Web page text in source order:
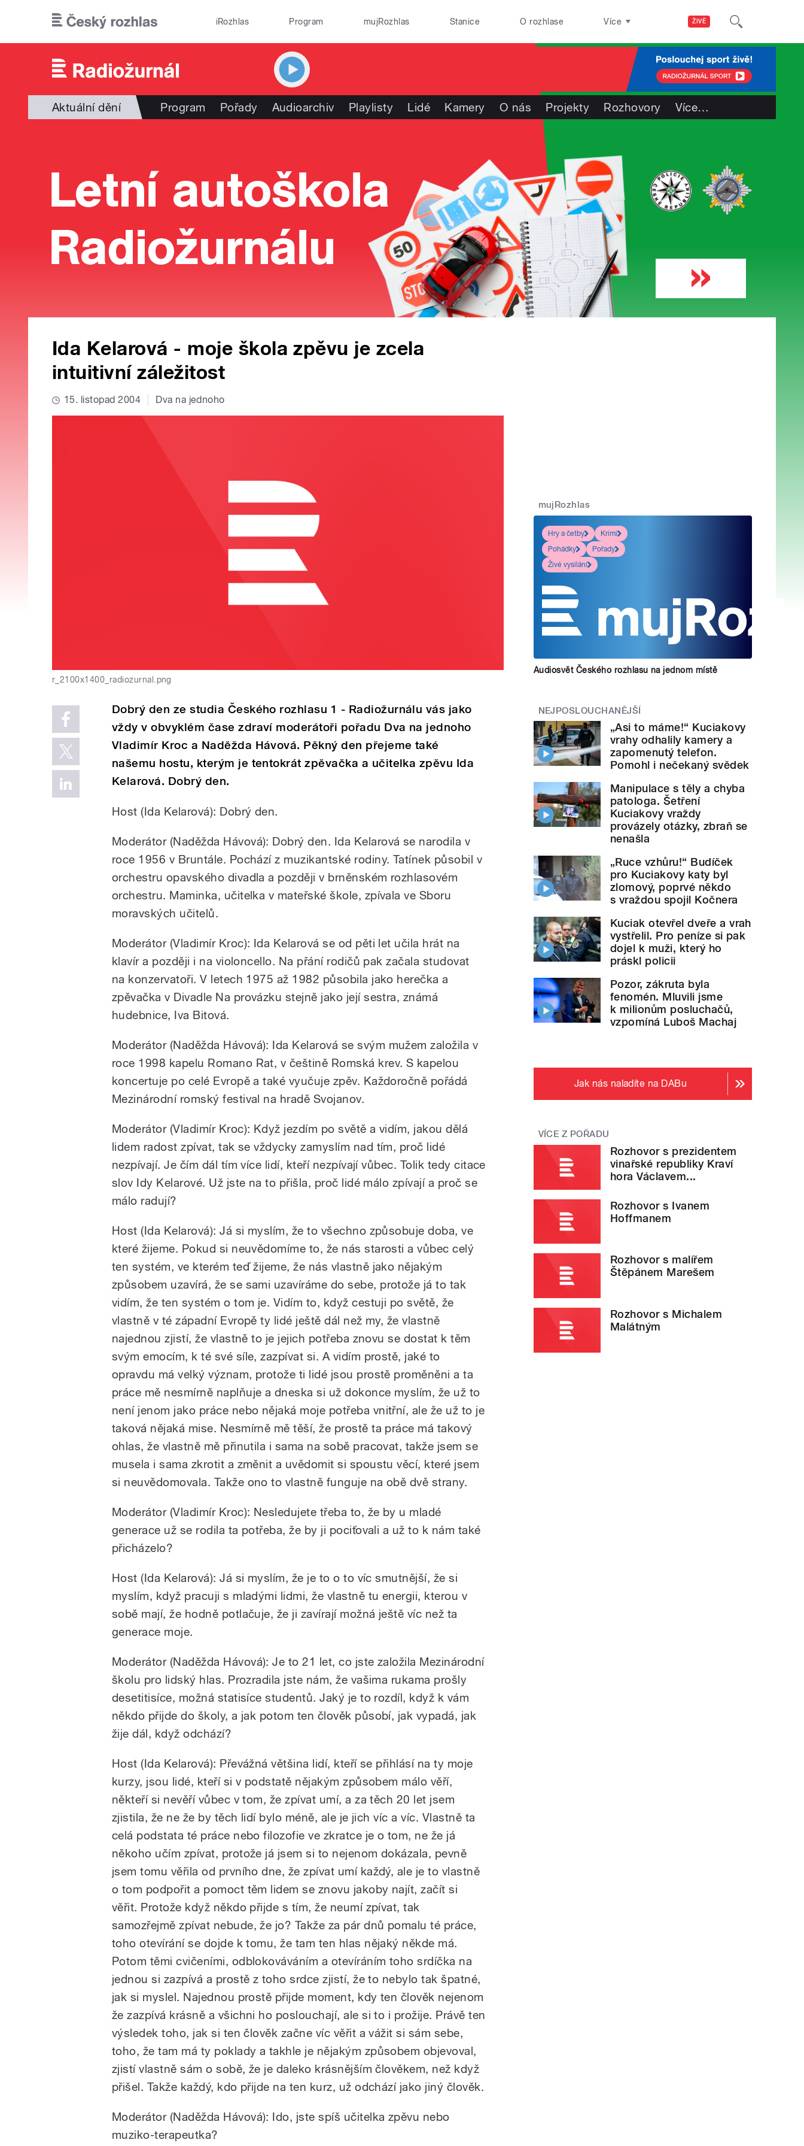
ŽIVĚ
iRozhlas Program mujRozhlas Stanice O rozhlase Více
Aktuální dění Program Pořady Audioarchiv Playlisty Lidé Kamery O nás Projekty Rozhovory Více…
Ida Kelarová - moje škola zpěvu je zcela
intuitivní záležitost
15. listopad 2004 Dva na jednoho
r_2100x1400_radiozurnal.png
Dobrý den ze studia Českého rozhlasu 1 - Radiožurnálu vás jako
vždy v obvyklém čase zdraví moderátoři pořadu Dva na jednoho
Vladimír Kroc a Naděžda Hávová. Pěkný den přejeme také
našemu hostu, kterým je tentokrát zpěvačka a učitelka zpěvu Ida
Kelarová. Dobrý den.
Host (Ida Kelarová): Dobrý den.
Moderátor (Naděžda Hávová): Dobrý den. Ida Kelarová se narodila v
roce 1956 v Bruntále. Pochází z muzikantské rodiny. Tatínek působil v
orchestru opavského divadla a později v brněnském rozhlasovém
orchestru. Maminka, učitelka v mateřské škole, zpívala ve Sboru
moravských učitelů.
Moderátor (Vladimír Kroc): Ida Kelarová se od pěti let učila hrát na
klavír a později i na violoncello. Na přání rodičů pak začala studovat
na konzervatoři. V letech 1975 až 1982 působila jako herečka a
zpěvačka v Divadle Na provázku stejně jako její sestra, známá
hudebnice, Iva Bitová.
Moderátor (Naděžda Hávová): Ida Kelarová se svým mužem založila v
roce 1998 kapelu Romano Rat, v češtině Romská krev. S kapelou
koncertuje po celé Evropě a také vyučuje zpěv. Každoročně pořádá
Mezinárodní romský festival na hradě Svojanov.
Moderátor (Vladimír Kroc): Když jezdím po světě a vidím, jakou dělá
lidem radost zpívat, tak se vždycky zamyslím nad tím, proč lidé
nezpívají. Je čím dál tím více lidí, kteří nezpívají vůbec. Tolik tedy citace
slov Idy Kelarové. Už jste na to přišla, proč lidé málo zpívají a proč se
málo radují?
Host (Ida Kelarová): Já si myslím, že to všechno způsobuje doba, ve
které žijeme. Pokud si neuvědomíme to, že nás starosti a vůbec celý
ten systém, ve kterém teď žijeme, že nás vlastně jako nějakým
způsobem uzavírá, že se sami uzavíráme do sebe, protože já to tak
vidím, že ten systém o tom je. Vidím to, když cestuji po světě, že
vlastně v té západní Evropě ty lidé ještě dál než my, že vlastně
najednou zjistí, že vlastně to je jejich potřeba znovu se dostat k těm
svým emocím, k té své síle, zazpívat si. A vidím prostě, jaké to
opravdu má velký význam, protože ti lidé jsou prostě proměněni a ta
práce mě nesmírně naplňuje a dneska si už dokonce myslím, že už to
není jenom jako práce nebo nějaká moje potřeba vnitřní, ale že už to je
taková nějaká mise. Nesmírně mě těší, že prostě ta práce má takový
ohlas, že vlastně mě přinutila i sama na sobě pracovat, takže jsem se
musela i sama zkrotit a změnit a uvědomit si spoustu věcí, které jsem
si neuvědomovala. Takže ono to vlastně funguje na obě dvě strany.
Moderátor (Vladimír Kroc): Nesledujete třeba to, že by u mladé
generace už se rodila ta potřeba, že by ji pociťovali a už to k nám také
přicházelo?
Host (Ida Kelarová): Já si myslím, že je to o to víc smutnější, že si
myslím, když pracuji s mladými lidmi, že vlastně tu energii, kterou v
sobě mají, že hodně potlačuje, že ji zavírají možná ještě víc než ta
generace moje.
Moderátor (Naděžda Hávová): Je to 21 let, co jste založila Mezinárodní
školu pro lidský hlas. Prozradila jste nám, že vašima rukama prošly
desetitisíce, možná statisíce studentů. Jaký je to rozdíl, když k vám
někdo přijde do školy, a jak potom ten člověk působí, jak vypadá, jak
žije dál, když odchází?
Host (Ida Kelarová): Převážná většina lidí, kteří se přihlásí na ty moje
kurzy, jsou lidé, kteří si v podstatě nějakým způsobem málo věří,
někteří si nevěří vůbec v tom, že zpívat umí, a za těch 20 let jsem
zjistila, že ne že by těch lidí bylo méně, ale je jich víc a víc. Vlastně ta
celá podstata té práce nebo filozofie ve zkratce je o tom, ne že já
někoho učím zpívat, protože já jsem si to nejenom dokázala, pevně
jsem tomu věřila od prvního dne, že zpívat umí každý, ale je to vlastně
o tom podpořit a pomoct těm lidem se znovu jakoby najít, začít si
věřit. Protože když někdo přijde s tím, že neumí zpívat, tak
samozřejmě zpívat nebude, že jo? Takže za pár dnů pomalu té práce,
toho otevírání se dojde k tomu, že tam ten hlas nějaký někde má.
Potom těmi cvičeními, odblokováváním a otevíráním toho srdíčka na
jednou si zazpívá a prostě z toho srdce zjistí, že to nebylo tak špatné,
jak si myslel. Najednou prostě přijde moment, kdy ten člověk nejenom
že zazpívá krásně a všichni ho poslouchají, ale si to i prožije. Právě ten
výsledek toho, jak si ten člověk začne víc věřit a vážit si sám sebe,
toho, že tam má ty poklady a takhle je nějakým způsobem objevoval,
zjistí vlastně sám o sobě, že je daleko krásnějším člověkem, než když
přišel. Takže každý, kdo přijde na ten kurz, už odchází jako jiný člověk.
Moderátor (Naděžda Hávová): Ido, jste spíš učitelka zpěvu nebo
muziko-terapeutka?
mujRozhlas
Hry a četby
Krimi
Pohádky
Pořady
Živé vysílání
Audiosvět Českého rozhlasu na jednom místě
NEJPOSLOUCHANĚJŠÍ
„Asi to máme!“ Kuciakovy
vrahy odhalily kamery a
zapomenutý telefon.
Pomohl i nečekaný svědek
Manipulace s těly a chyba
patologa. Šetření
Kuciakovy vraždy
provázely otázky, zbraň se
nenašla
„Ruce vzhůru!“ Budíček
pro Kuciakovy katy byl
zlomový, poprvé někdo
s vraždou spojil Kočnera
Kuciak otevřel dveře a vrah
vystřelil. Pro peníze si pak
dojel k muži, který ho
práskl policii
Pozor, zákruta byla
fenomén. Mluvili jsme
k milionům posluchačů,
vzpomíná Luboš Machaj
Jak nás naladíte na DABu
VÍCE Z POŘADU
Rozhovor s prezidentem
vinařské republiky Kraví
hora Václavem...
Rozhovor s Ivanem
Hoffmanem
Rozhovor s malířem
Štěpánem Marešem
Rozhovor s Michalem
Malátným